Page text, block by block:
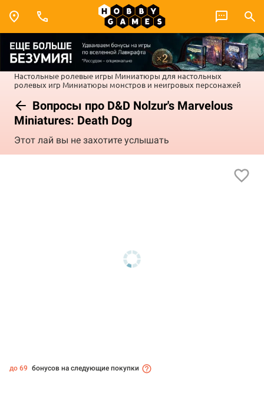
Настольные ролевые игры Миниатюры для настольных
ролевых игр Миниатюры монстров и неигровых персонажей
Вопросы про D&D Nolzur's Marvelous
Miniatures: Death Dog
Этот лай вы не захотите услышать
до 69 бонусов на следующие покупки